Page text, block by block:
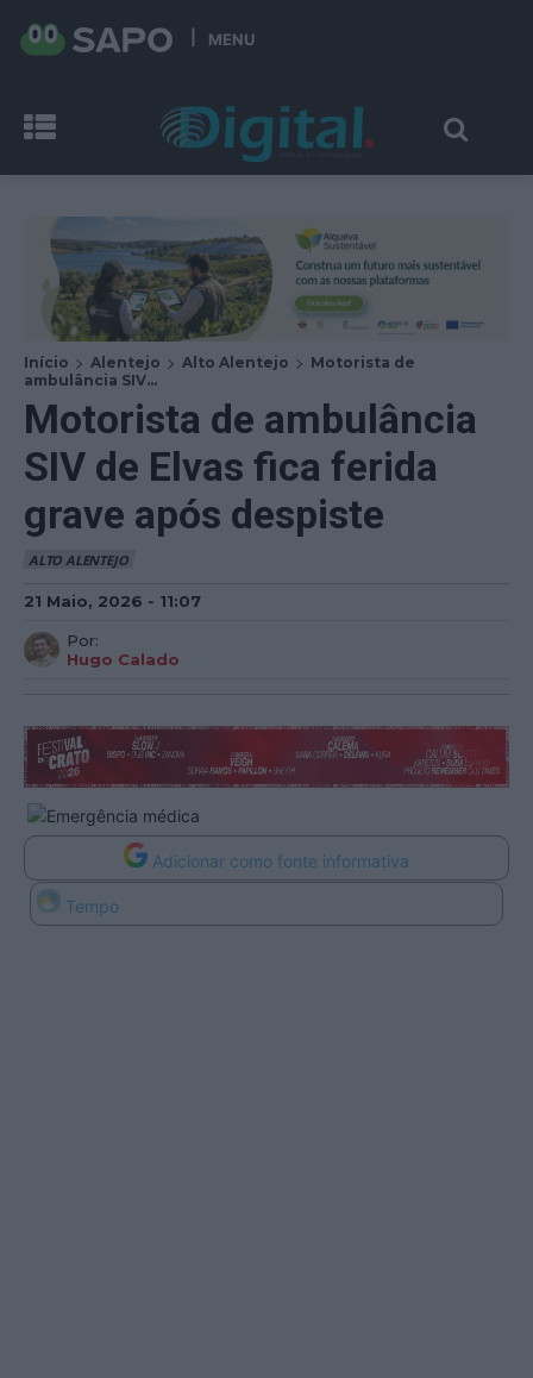
MENU
Início Alentejo Alto Alentejo
Motorista de
ambulância SIV...
Motorista de ambulância
SIV de Elvas fica ferida
grave após despiste
ALTO ALENTEJO
21 Maio, 2026 - 11:07
Por:
Hugo Calado
Adicionar como fonte informativa
Tempo